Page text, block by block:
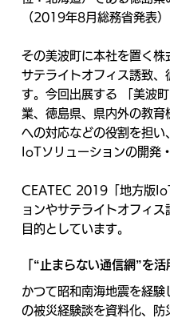
（2019年8月総務省発表
その美波町に本社を置く
サテライトオフィス誘致
す。今回出展する 「美波
業、徳島県、県内外の教
への対応などの役割を担
IoTソリューションの開発
CEATEC 2019「地方版
ョンやサテライトオフィ
目的としています。
「“止まらない通信網”を
かつて昭和南海地震を経
の被災経験談を資料化、